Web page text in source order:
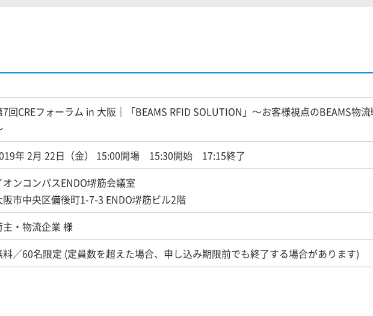
7回CREフォーラム in 大阪｜「BEAMS RFID SOLUTION」～お客様視点のBEAMS物
年 2月 22日（金） 15:00開場 15:30開始 17:15終了
オンコンパスENDO堺筋会議室
阪市中央区備後町1-7-3 ENDO堺筋ビル2階
主・物流企業 様
料／60名限定 (定員数を超えた場合、申し込み期限前でも終了する場合があります)